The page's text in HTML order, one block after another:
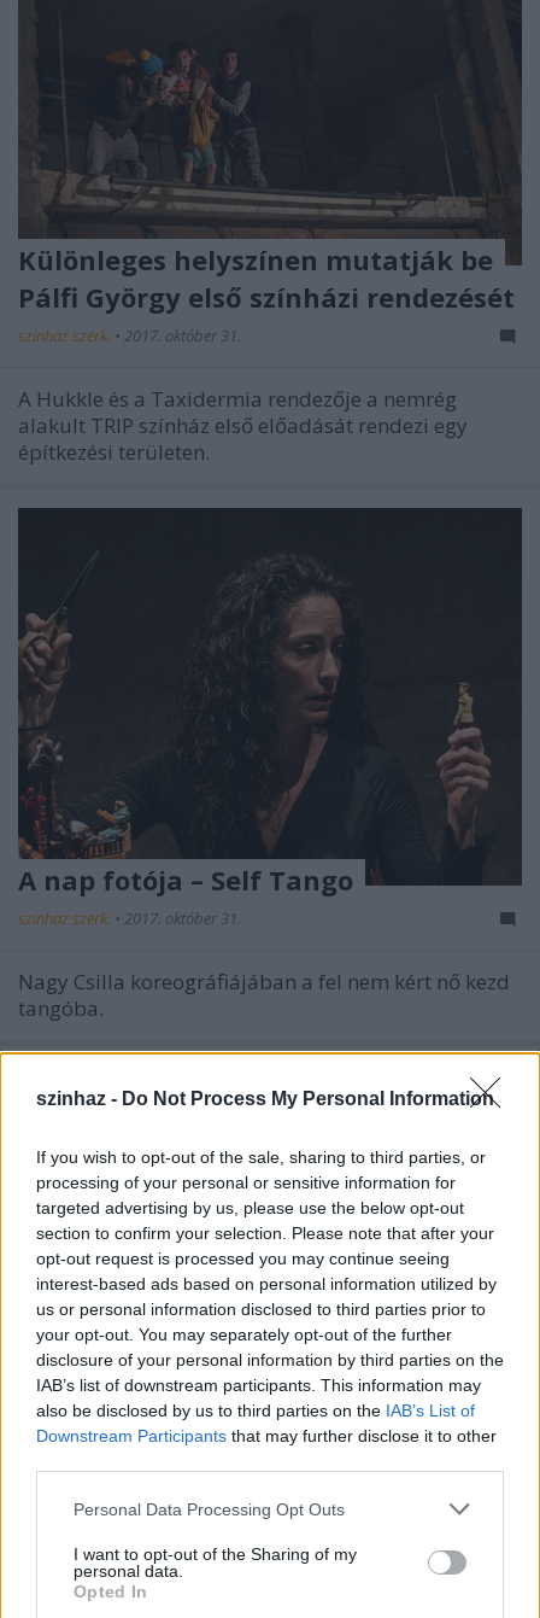
szinhaz - Do Not Process My Personal Information
If you wish to opt-out of the sale, sharing to third parties, or
processing of your personal or sensitive information for
targeted advertising by us, please use the below opt-out
section to confirm your selection. Please note that after your
opt-out request is processed you may continue seeing
interest-based ads based on personal information utilized by
us or personal information disclosed to third parties prior to
your opt-out. You may separately opt-out of the further
disclosure of your personal information by third parties on the
IAB’s list of downstream participants. This information may
also be disclosed by us to third parties on the IAB’s List of
Downstream Participants that may further disclose it to other
Please note that this website/app uses one or more Google
not limited to your visit or usage behaviour. You may click to
grant or deny consent to Google and its third-party tags to
use your data for below specified purposes in below Google
Personal Data Processing Opt Outs
I want to opt-out of the Sharing of my
personal data.
Opted In
Különleges helyszínen mutatják be
Pálfi György első színházi rendezését
szinhaz szerk. • 2017. október 31.
A Hukkle és a Taxidermia rendezője a nemrég
alakult TRIP színház első előadását rendezi egy
építkezési területen.
A nap fotója – Self Tango
szinhaz szerk. • 2017. október 31.
Nagy Csilla koreográfiájában a fel nem kért nő kezd
tangóba.
Popmusical a Magyar Színházban
Szente Vajk rendezésében
szinhaz szerk.•2017. október 31.
Ezúttal nem ki-, hanem bekapcsolni kell majd a
mobiltelefonokat az előadás alatt.